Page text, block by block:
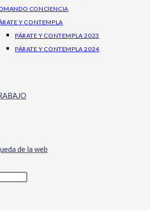
CONCIENCIA
Y CONTEMPLA
PÁRATE Y CONTEMPLA 2023
PÁRATE Y CONTEMPLA 2024
de la web